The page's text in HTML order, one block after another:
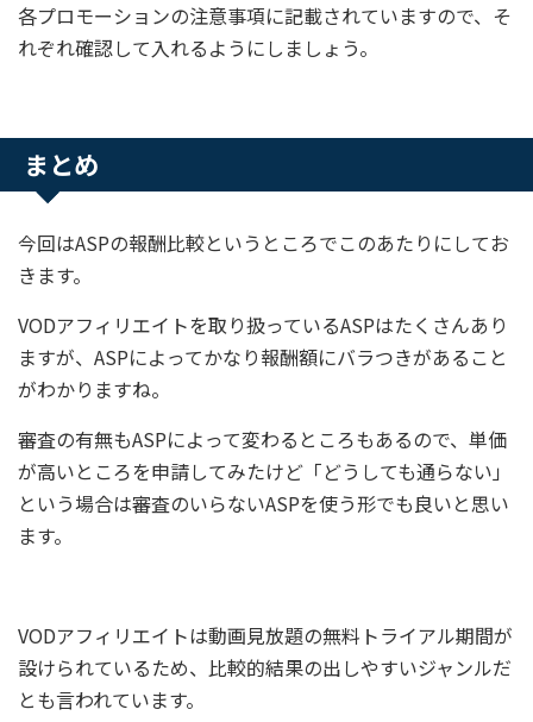
各プロモーションの注意事項に記載されていますので、そ
れぞれ確認して入れるようにしましょう。
まとめ
今回はASPの報酬比較というところでこのあたりにしてお
きます。
VODアフィリエイトを取り扱っているASPはたくさんあり
ますが、ASPによってかなり報酬額にバラつきがあること
がわかりますね。
審査の有無もASPによって変わるところもあるので、単価
が高いところを申請してみたけど「どうしても通らない」
という場合は審査のいらないASPを使う形でも良いと思い
ます。
VODアフィリエイトは動画見放題の無料トライアル期間が
設けられているため、比較的結果の出しやすいジャンルだ
とも言われています。